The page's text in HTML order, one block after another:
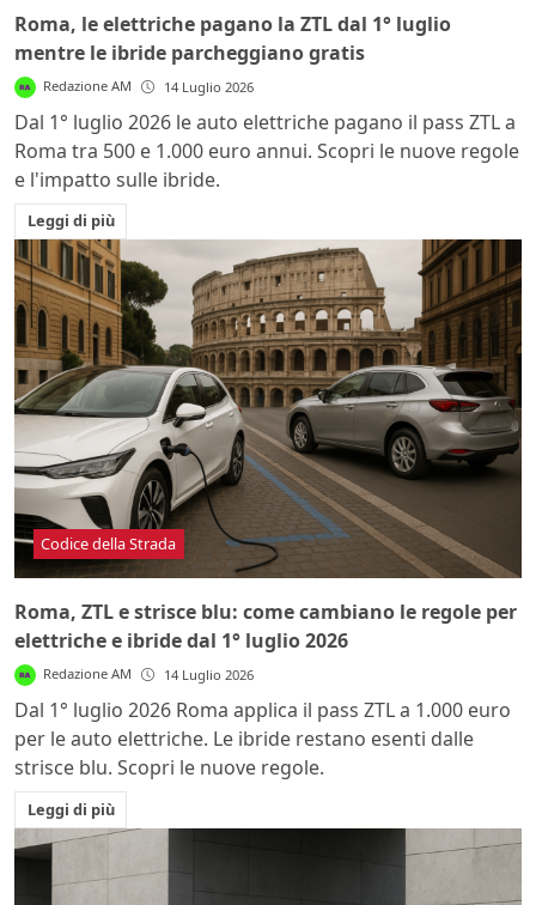
Roma, le elettriche pagano la ZTL dal 1° luglio
mentre le ibride parcheggiano gratis
Redazione AM 14 Luglio 2026
Dal 1° luglio 2026 le auto elettriche pagano il pass ZTL a
Roma tra 500 e 1.000 euro annui. Scopri le nuove regole
e l'impatto sulle ibride.
Leggi di più
Codice della Strada
Roma, ZTL e strisce blu: come cambiano le regole per
elettriche e ibride dal 1° luglio 2026
Redazione AM 14 Luglio 2026
Dal 1° luglio 2026 Roma applica il pass ZTL a 1.000 euro
per le auto elettriche. Le ibride restano esenti dalle
strisce blu. Scopri le nuove regole.
Leggi di più